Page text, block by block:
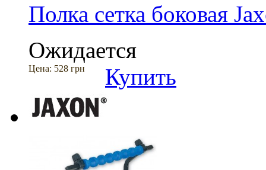
Полка сетка боковая
Ожидается
Цена: 528 грн Купить